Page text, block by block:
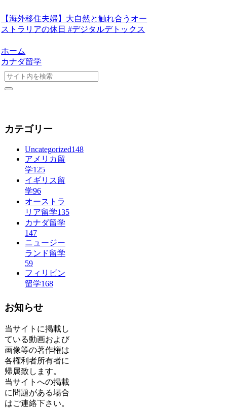
【海外移住夫婦】大自然と触れ合うオー
ストラリアの休日 #デジタルデトックス
ホーム
カナダ留学
カテゴリー
Uncategorized148
アメリカ留
学125
イギリス留
学96
オーストラ
リア留学135
カナダ留学
147
ニュージー
ランド留学
59
フィリピン
留学168
お知らせ
当サイトに掲載し
ている動画および
画像等の著作権は
各権利者所有者に
帰属致します。
当サイトへの掲載
に問題がある場合
はご連絡下さい。